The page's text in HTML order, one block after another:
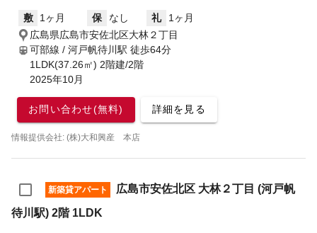
敷 1ヶ月 保 なし 礼
1ヶ月
広島県広島市安佐北区大林２丁目
可部線 / 河戸帆待川駅 徒歩64分
1LDK(37.26㎡) 2階建/2階
2025年10月
お問い合わせ(無料) 詳細を見る
情報提供会社: (株)大和興産 本店
新築貸アパート
広島市安佐北区 大林２丁目 (河戸帆
待川駅) 2階 1LDK